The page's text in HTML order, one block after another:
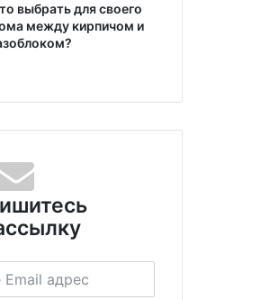
выбрать для своего
между кирпичом и